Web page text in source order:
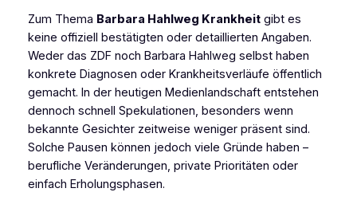
Zum Thema Barbara Hahlweg Krankheitgibt es
keine offiziell bestätigten oder detaillierten Angaben.
Weder das ZDF noch Barbara Hahlweg selbst haben
konkrete Diagnosen oder Krankheitsverläufe öffentlich
gemacht. In der heutigen Medienlandschaft entstehen
dennoch schnell Spekulationen, besonders wenn
bekannte Gesichter zeitweise weniger präsent sind.
Solche Pausen können jedoch viele Gründe haben –
berufliche Veränderungen, private Prioritäten oder
einfach Erholungsphasen.